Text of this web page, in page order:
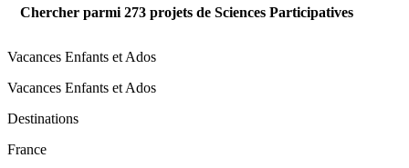
Chercher parmi 273 projets de Sciences Participatives
Vacances Enfants et Ados
Vacances Enfants et Ados
Destinations
France